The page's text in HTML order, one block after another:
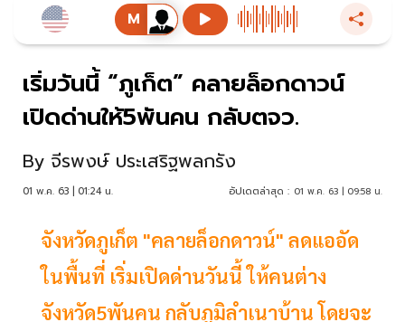
เริ่มวันนี้ “ภูเก็ต” คลายล็อกดาวน์
เปิดด่านให้5พันคน กลับตจว.
By จีรพงษ์ ประเสริฐพลกรัง
01 พ.ค. 63 | 01:24 น. อัปเดตล่าสุด : 01 พ.ค. 63 | 09:58 น.
จังหวัดภูเก็ต "คลายล็อกดาวน์" ลดแออัด
ในพื้นที่ เริ่มเปิดด่านวันนี้ ให้คนต่าง
จังหวัด5พันคน กลับภูมิลำเนาบ้าน โดยจะ